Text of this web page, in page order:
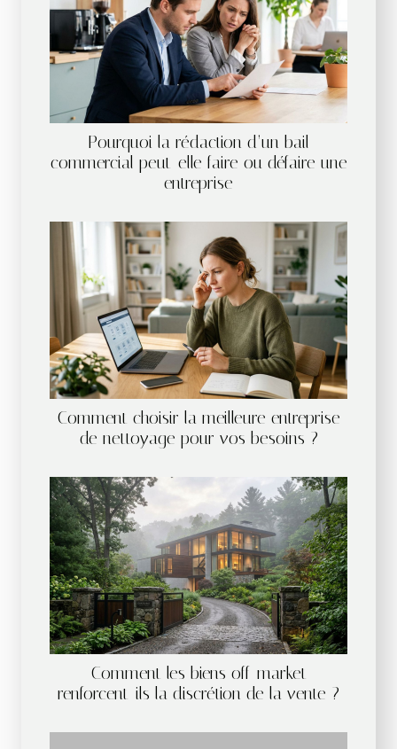
Pourquoi la rédaction d’un bail
commercial peut-elle faire ou défaire une
entreprise
Comment choisir la meilleure entreprise
de nettoyage pour vos besoins ?
Comment les biens off-market
renforcent-ils la discrétion de la vente ?